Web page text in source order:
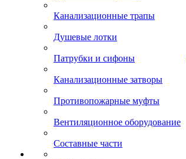
Канализационные трапы
Душевые лотки
Патрубки и сифоны
Канализационные затворы
Противопожарные муфты
Вентиляционное оборудование
Составные части